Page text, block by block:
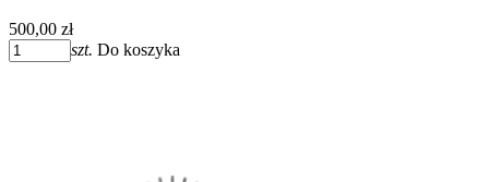
500,00 zł
szt. Do koszyka